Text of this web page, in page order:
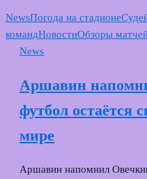
NewsПогода на стадионе
командНовостиОбзоры
News
Аршавин
футбол остаётся
мире
Аршавин напомнил